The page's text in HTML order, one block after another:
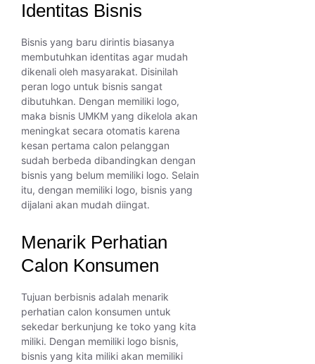
Identitas Bisnis
Bisnis yang baru dirintis biasanya
membutuhkan identitas agar mudah
dikenali oleh masyarakat. Disinilah
peran logo untuk bisnis sangat
dibutuhkan. Dengan memiliki logo,
maka bisnis UMKM yang dikelola akan
meningkat secara otomatis karena
kesan pertama calon pelanggan
sudah berbeda dibandingkan dengan
bisnis yang belum memiliki logo. Selain
itu, dengan memiliki logo, bisnis yang
dijalani akan mudah diingat.
Menarik Perhatian
Calon Konsumen
Tujuan berbisnis adalah menarik
perhatian calon konsumen untuk
sekedar berkunjung ke toko yang kita
miliki. Dengan memiliki logo bisnis,
bisnis yang kita miliki akan memiliki